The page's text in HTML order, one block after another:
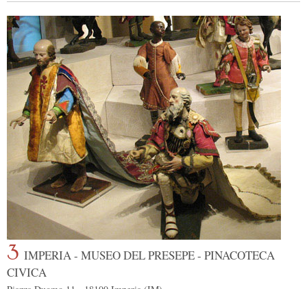
3 IMPERIA - MUSEO DEL PRESEPE - PINACOTECA
CIVICA